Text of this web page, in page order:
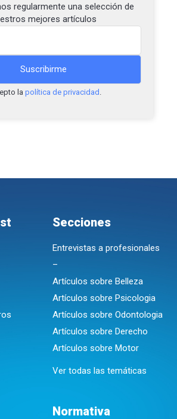
regularmente una selección de
mejores artículos
la política de privacidad
Secciones
Entrevistas a profesionales
–
Artículos sobre Belleza
Artículos sobre Psicologia
Artículos sobre Odontologia
Artículos sobre Derecho
Artículos sobre Motor
Ver todas las temáticas
Normativa